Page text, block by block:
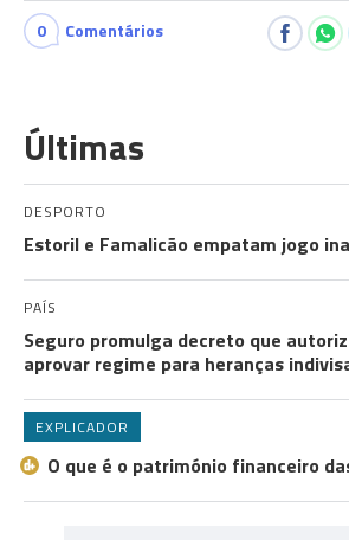
0 Comentários
Últimas
DESPORTO
Estoril e Famalicão empatam jogo
PAÍS
Seguro promulga decreto que
aprovar regime para heranças
EXPLICADOR
O que é o património financeiro